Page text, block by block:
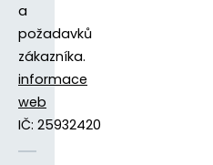
a
požadavků
zákazníka.
informace
web
IČ: 25932420